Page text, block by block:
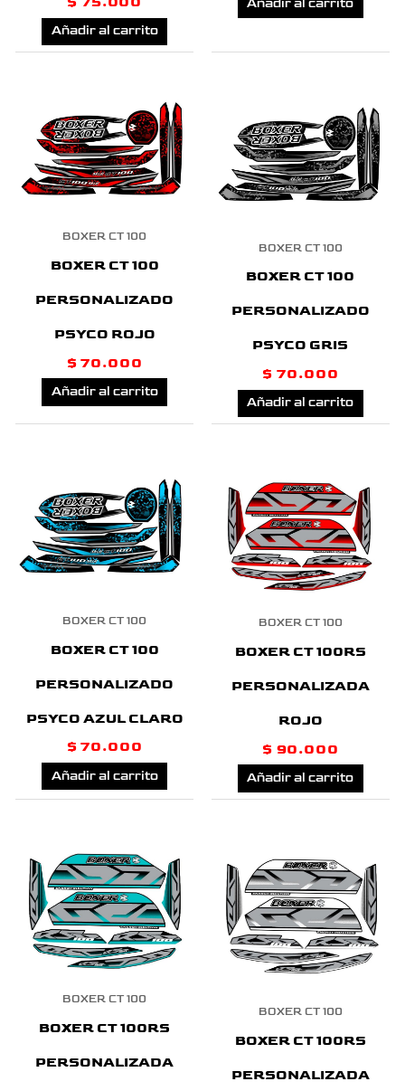
Añadir al carrito
Añadir al carrito
BOXER CT 100
BOXER CT 100
PERSONALIZADO
PSYCO ROJO
$ 70.000
Añadir al carrito
BOXER CT 100
BOXER CT 100
PERSONALIZADO
PSYCO GRIS
$ 70.000
Añadir al carrito
BOXER CT 100
BOXER CT 100
PERSONALIZADO
PSYCO AZUL CLARO
$ 70.000
Añadir al carrito
BOXER CT 100
BOXER CT 100RS
PERSONALIZADA
ROJO
$ 90.000
Añadir al carrito
BOXER CT 100
BOXER CT 100RS
PERSONALIZADA
BOXER CT 100
BOXER CT 100RS
PERSONALIZADA